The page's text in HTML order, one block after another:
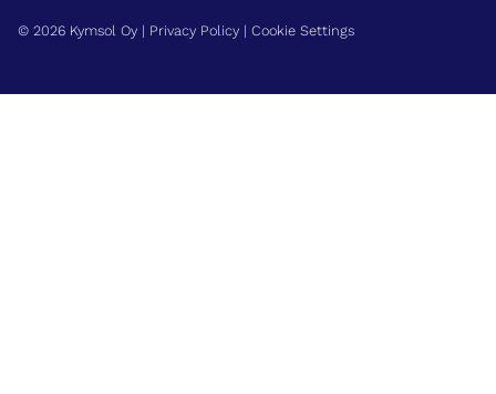
© 2026 Kymsol Oy | Privacy Policy | Cookie Settings